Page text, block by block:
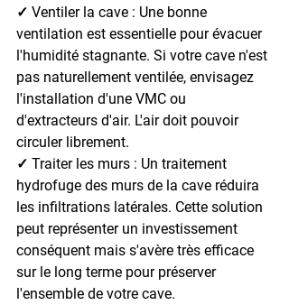
✓ Ventiler la cave : Une bonne
ventilation est essentielle pour évacuer
l'humidité stagnante. Si votre cave n'est
pas naturellement ventilée, envisagez
l'installation d'une VMC ou
d'extracteurs d'air. L'air doit pouvoir
circuler librement.
✓ Traiter les murs : Un traitement
hydrofuge des murs de la cave réduira
les infiltrations latérales. Cette solution
peut représenter un investissement
conséquent mais s'avère très efficace
sur le long terme pour préserver
l'ensemble de votre cave.